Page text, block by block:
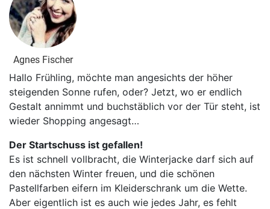
Agnes Fischer
Hallo Frühling, möchte man angesichts der höher
steigenden Sonne rufen, oder? Jetzt, wo er endlich
Gestalt annimmt und buchstäblich vor der Tür steht, ist
wieder Shopping angesagt…
Der Startschuss ist gefallen!
Es ist schnell vollbracht, die Winterjacke darf sich auf
den nächsten Winter freuen, und die schönen
Pastellfarben eifern im Kleiderschrank um die Wette.
Aber eigentlich ist es auch wie jedes Jahr, es fehlt